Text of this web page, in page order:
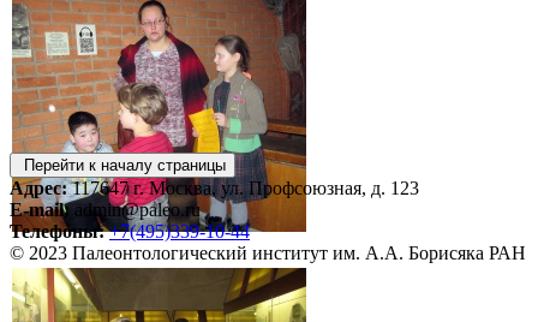
Перейти к началу страницы
Адрес:117647 г. Москва, ул. Профсоюзная, д. 123
E-mail:admin@paleo.ru
Телефоны: +7(495)339-10-44
© 2023 Палеонтологический институт им. А.А. Борисяка РАН